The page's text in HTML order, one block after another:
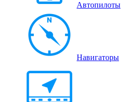
Автопилоты
Навигаторы